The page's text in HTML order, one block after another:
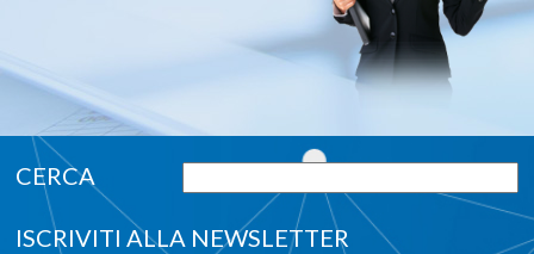
ISCRIVITI ALLA NEWSLETTER